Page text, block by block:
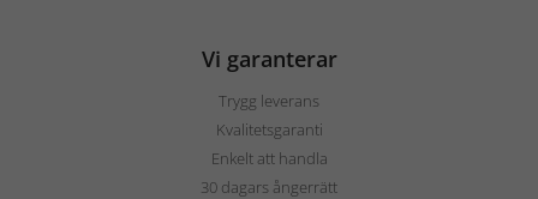
Vi garanterar
Trygg leverans
Kvalitetsgaranti
Enkelt att handla
30 dagars ångerrätt